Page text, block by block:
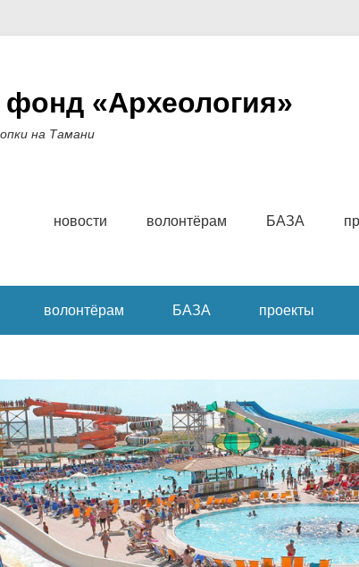
фонд «Археология»
на Тамани
Перейти к содержимому
новости волонтёрам БАЗА
волонтёрам БАЗА проекты